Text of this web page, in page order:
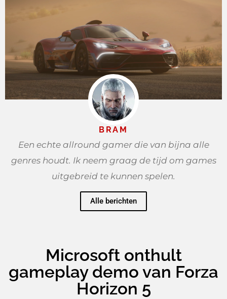
BRAM
Een echte allround gamer die van bijna alle
genres houdt. Ik neem graag de tijd om games
uitgebreid te kunnen spelen.
Alle berichten
Microsoft onthult
gameplay demo van Forza
Horizon 5